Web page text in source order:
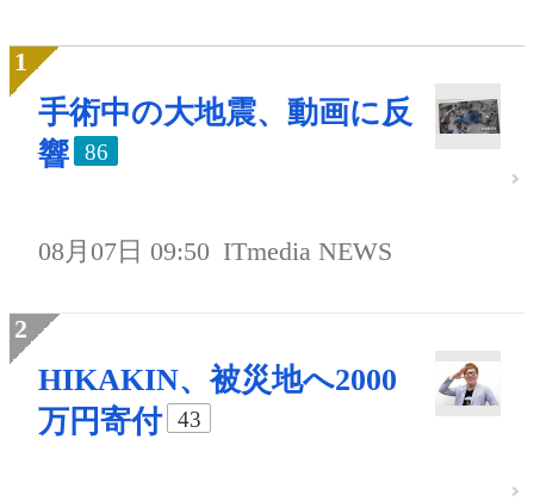
手術中の大地震、動画に反
響
86
08月07日 09:50 ITmedia NEWS
HIKAKIN、被災地へ2000
万円寄付
43